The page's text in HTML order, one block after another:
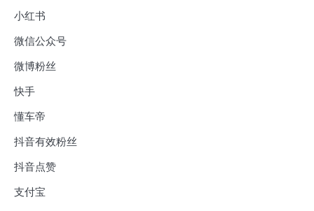
小红书
微信公众号
微博粉丝
快手
懂车帝
抖音有效粉丝
抖音点赞
支付宝